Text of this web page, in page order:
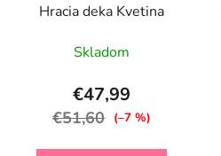
Hracia deka Kvetina
Skladom
€47,99
€51,60 (–7 %)